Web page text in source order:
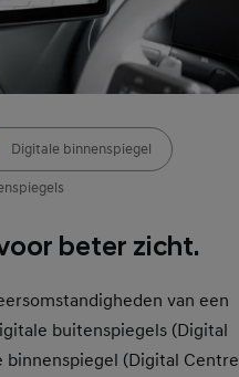
beter zicht.
van een
buitenspiegels (Digital
binnenspiegel (Digital Centre
Digitale binnenspiegel